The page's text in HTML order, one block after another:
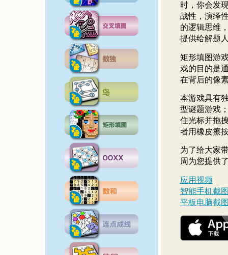
时，你会发
战性，演绎
的逻辑思维
提供给解题
矩形填图游
戏的目的是
在背后的像
本游戏具有
型谜题游戏
住光标并拖
者用橡皮擦
为了给大家
周为您提供
应用视频
智能手机截
平板电脑截